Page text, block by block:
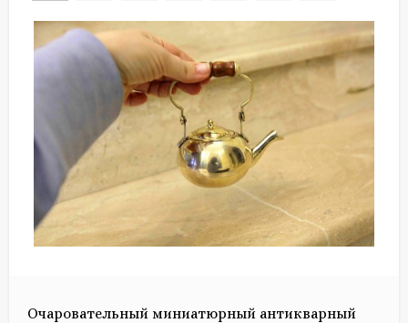
Очаровательный миниатюрный антикварный